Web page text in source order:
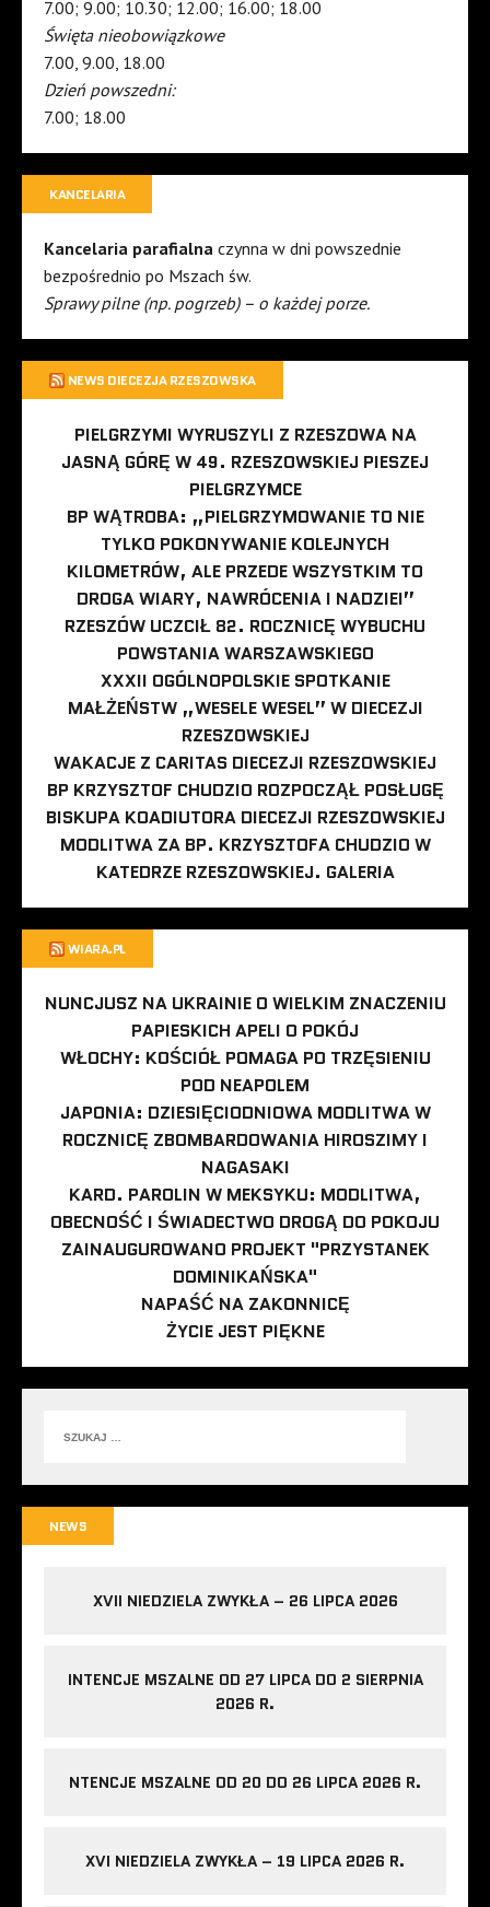
7.00; 9.00; 10.30; 12.00; 16.00; 18.00
Święta nieobowiązkowe
7.00, 9.00, 18.00
Dzień powszedni:
7.00; 18.00
KANCELARIA
Kancelaria parafialna czynna w dni powszednie
bezpośrednio po Mszach św.
Sprawy pilne (np. pogrzeb) – o każdej porze.
NEWS DIECEZJA RZESZOWSKA
PIELGRZYMI WYRUSZYLI Z RZESZOWA NA
JASNĄ GÓRĘ W 49. RZESZOWSKIEJ PIESZEJ
PIELGRZYMCE
BP WĄTROBA: „PIELGRZYMOWANIE TO NIE
TYLKO POKONYWANIE KOLEJNYCH
KILOMETRÓW, ALE PRZEDE WSZYSTKIM TO
DROGA WIARY, NAWRÓCENIA I NADZIEI”
RZESZÓW UCZCIŁ 82. ROCZNICĘ WYBUCHU
POWSTANIA WARSZAWSKIEGO
XXXII OGÓLNOPOLSKIE SPOTKANIE
MAŁŻEŃSTW „WESELE WESEL” W DIECEZJI
RZESZOWSKIEJ
WAKACJE Z CARITAS DIECEZJI RZESZOWSKIEJ
BP KRZYSZTOF CHUDZIO ROZPOCZĄŁ POSŁUGĘ
BISKUPA KOADIUTORA DIECEZJI RZESZOWSKIEJ
MODLITWA ZA BP. KRZYSZTOFA CHUDZIO W
KATEDRZE RZESZOWSKIEJ. GALERIA
WIARA.PL
NUNCJUSZ NA UKRAINIE O WIELKIM ZNACZENIU
PAPIESKICH APELI O POKÓJ
WŁOCHY: KOŚCIÓŁ POMAGA PO TRZĘSIENIU
POD NEAPOLEM
JAPONIA: DZIESIĘCIODNIOWA MODLITWA W
ROCZNICĘ ZBOMBARDOWANIA HIROSZIMY I
NAGASAKI
KARD. PAROLIN W MEKSYKU: MODLITWA,
OBECNOŚĆ I ŚWIADECTWO DROGĄ DO POKOJU
ZAINAUGUROWANO PROJEKT "PRZYSTANEK
DOMINIKAŃSKA"
NAPAŚĆ NA ZAKONNICĘ
ŻYCIE JEST PIĘKNE
NEWS
XVII NIEDZIELA ZWYKŁA – 26 LIPCA 2026
INTENCJE MSZALNE OD 27 LIPCA DO 2 SIERPNIA
2026 R.
NTENCJE MSZALNE OD 20 DO 26 LIPCA 2026 R.
XVI NIEDZIELA ZWYKŁA – 19 LIPCA 2026 R.